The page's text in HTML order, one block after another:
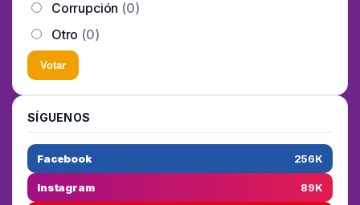
Corrupción (0)
Otro (0)
Votar
SÍGUENOS
Facebook 256K
Instagram 89K